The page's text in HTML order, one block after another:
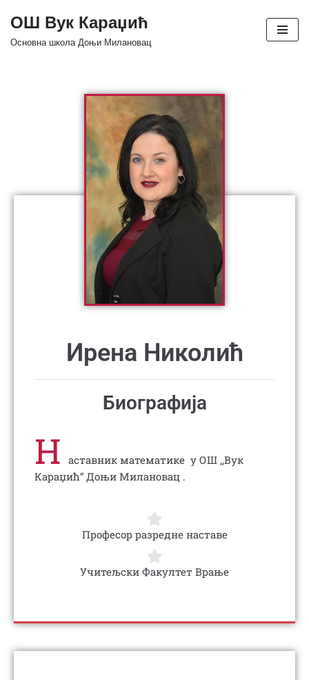
Skip
ОШ Вук Караџић
Основна школа Доњи Милановац
Ирена Николић
Биографија
Н аставник математике у ОШ ,,Вук
Караџић“ Доњи Милановац .
Професор разредне наставе
Учитељски Факултет Врање